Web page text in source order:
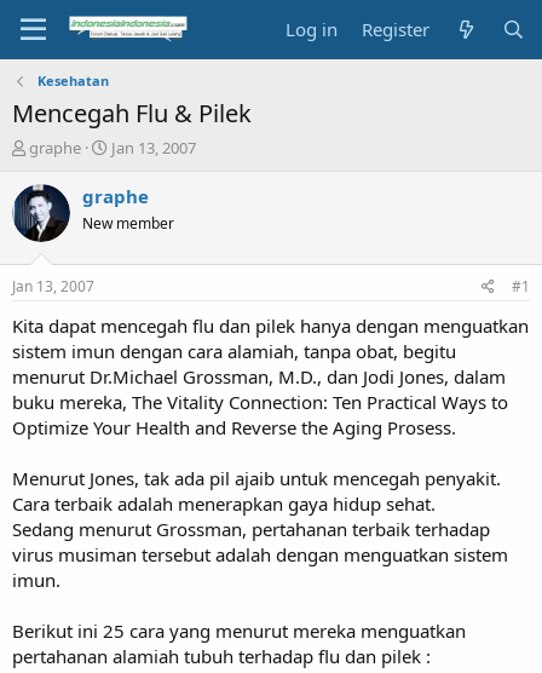
Log in Register
Kesehatan
Mencegah Flu & Pilek
T
r
e
a
t
a
t
e
r
graphe
S
a
r
t
e
Jan 13, 2007
graphe
New member
Jan 13, 2007 #1
Kita dapat mencegah flu dan pilek hanya dengan menguatkan
sistem imun dengan cara alamiah, tanpa obat, begitu
menurut Dr.Michael Grossman, M.D., dan Jodi Jones, dalam
buku mereka, The Vitality Connection: Ten Practical Ways to
Optimize Your Health and Reverse the Aging Prosess.
Menurut Jones, tak ada pil ajaib untuk mencegah penyakit.
Cara terbaik adalah menerapkan gaya hidup sehat.
Sedang menurut Grossman, pertahanan terbaik terhadap
virus musiman tersebut adalah dengan menguatkan sistem
imun.
Berikut ini 25 cara yang menurut mereka menguatkan
pertahanan alamiah tubuh terhadap flu dan pilek :